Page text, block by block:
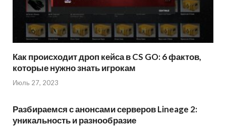
Как происходит дроп кейса в CS GO: 6 фактов,
которые нужно знать игрокам
Июль 27, 2023
Разбираемся с анонсами серверов Lineage 2:
уникальность и разнообразие